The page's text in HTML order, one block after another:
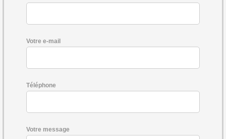
Votre e-mail
Téléphone
Votre message